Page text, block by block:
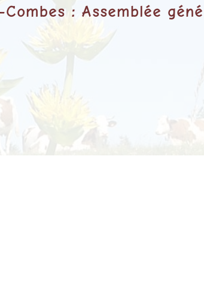
: Assemblée